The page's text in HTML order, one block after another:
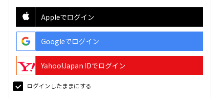
Appleでログイン
Googleでログイン
Yahoo!Japan IDでログイン
ログインしたままにする